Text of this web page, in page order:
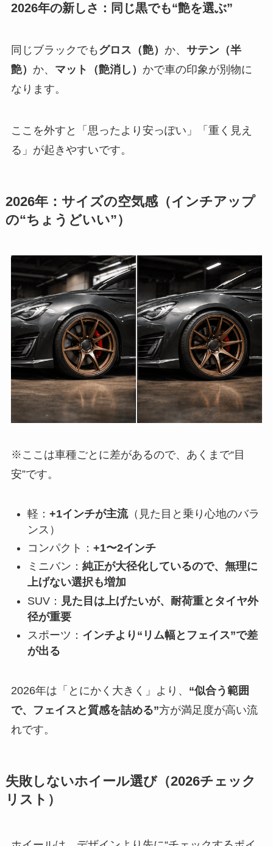
2026年の新しさ：同じ黒でも“艶を選ぶ”
同じブラックでも グロス（艶） か、 サテン（半
艶） か、 マット（艶消し） かで車の印象が別物に
なります。
ここを外すと「思ったより安っぽい」「重く見え
る」が起きやすいです。
2026年：サイズの空気感（インチアップ
の“ちょうどいい”）
※ここは車種ごとに差があるので、あくまで“目
安”です。
軽： +1インチが主流（見た目と乗り心地のバラ
ンス）
コンパクト： +1〜2インチ
ミニバン： 純正が大径化しているので、無理に
上げない選択も増加
SUV： 見た目は上げたいが、耐荷重とタイヤ外
径が重要
スポーツ： インチより“リム幅とフェイス”で差
が出る
2026年は「とにかく大きく」より、 “似合う範囲
で、フェイスと質感を詰める”方が満足度が高い流
れです。
失敗しないホイール選び（2026チェック
リスト）